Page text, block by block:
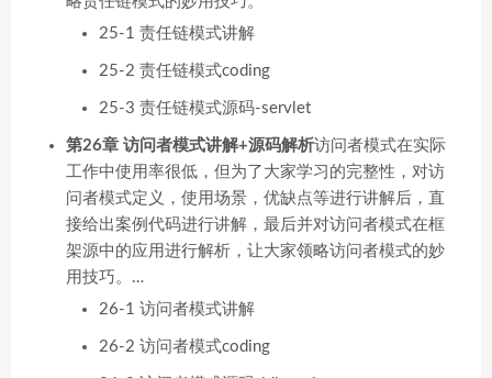
25-1 责任链模式讲解
25-2 责任链模式coding
25-3 责任链模式源码-servlet
第26章 访问者模式讲解+源码解析访问者模式在实际
工作中使用率很低，但为了大家学习的完整性，对访
问者模式定义，使用场景，优缺点等进行讲解后，直
接给出案例代码进行讲解，最后并对访问者模式在框
架源中的应用进行解析，让大家领略访问者模式的妙
用技巧。…
26-1 访问者模式讲解
26-2 访问者模式coding